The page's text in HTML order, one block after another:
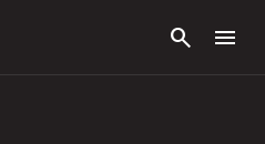
search menu